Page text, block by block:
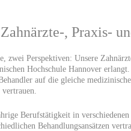
, Praxis-
zwei Perspektiven: Unsere
Hochschule Hannover
auf die gleiche
Berufstätigkeit in
Behandlungsansätzen